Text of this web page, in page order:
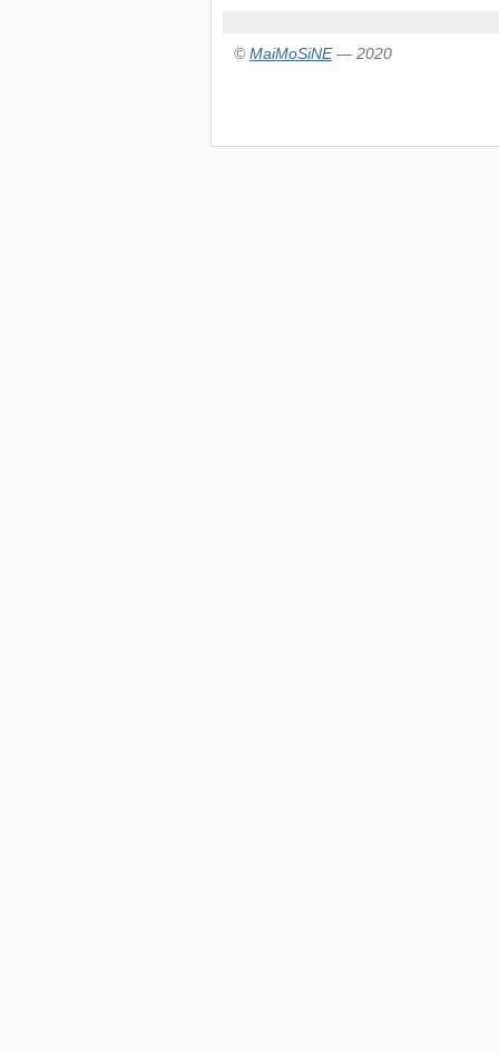
©MaiMoSiNE— 2020